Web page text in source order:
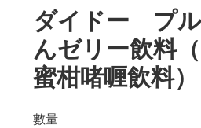
ダイドー プ
んゼリー飲料
蜜柑啫喱飲料）
數量